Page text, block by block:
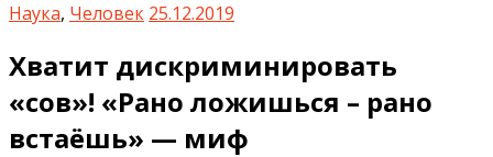
Наука, Человек 25.12.2019
Хватит дискриминировать
«сов»! «Рано ложишься – рано
встаёшь» — миф